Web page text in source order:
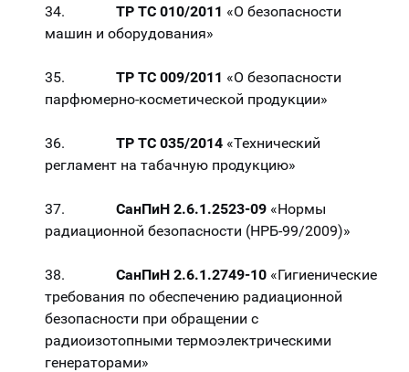
34. ТР ТС 010/2011 «О безопасности
машин и оборудования»
35. ТР ТС 009/2011 «О безопасности
парфюмерно-косметической продукции»
36. ТР ТС 035/2014 «Технический
регламент на табачную продукцию»
37. СанПиН 2.6.1.2523-09 «Нормы
радиационной безопасности (НРБ-99/2009)»
38. СанПиН 2.6.1.2749-10 «Гигиенические
требования по обеспечению радиационной
безопасности при обращении с
радиоизотопными термоэлектрическими
генераторами»